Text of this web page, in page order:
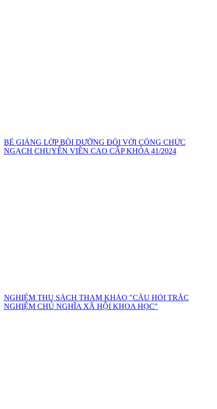
BẾ GIẢNG LỚP BỒI DƯỠNG ĐỐI VỚI CÔNG CHỨC
NGẠCH CHUYÊN VIÊN CAO CẤP KHÓA 41/2024
NGHIỆM THU SÁCH THAM KHẢO "CÂU HỎI TRẮC
NGHIỆM CHỦ NGHĨA XÃ HỘI KHOA HỌC"